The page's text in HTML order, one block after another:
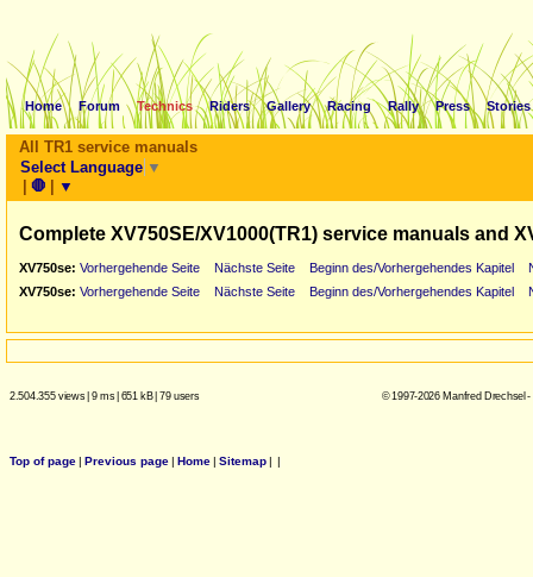
Home Forum Technics Riders Gallery Racing Rally Press Stories
All TR1 service manuals
Select Language ▼
| 🛑 | ▼
Complete XV750SE/XV1000(TR1) service manuals and
XV750se: Vorhergehende Seite Nächste Seite Beginn des/Vorhergehendes Kapitel
XV750se: Vorhergehende Seite Nächste Seite Beginn des/Vorhergehendes Kapitel
2.504.355 views| 9 ms| 651 kB| 79 users © 1997-2026 Manfred Drechsel
Top of page| Previous page| Home| Sitemap| |